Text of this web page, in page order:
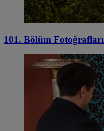
101. Bölüm Fotoğrafları